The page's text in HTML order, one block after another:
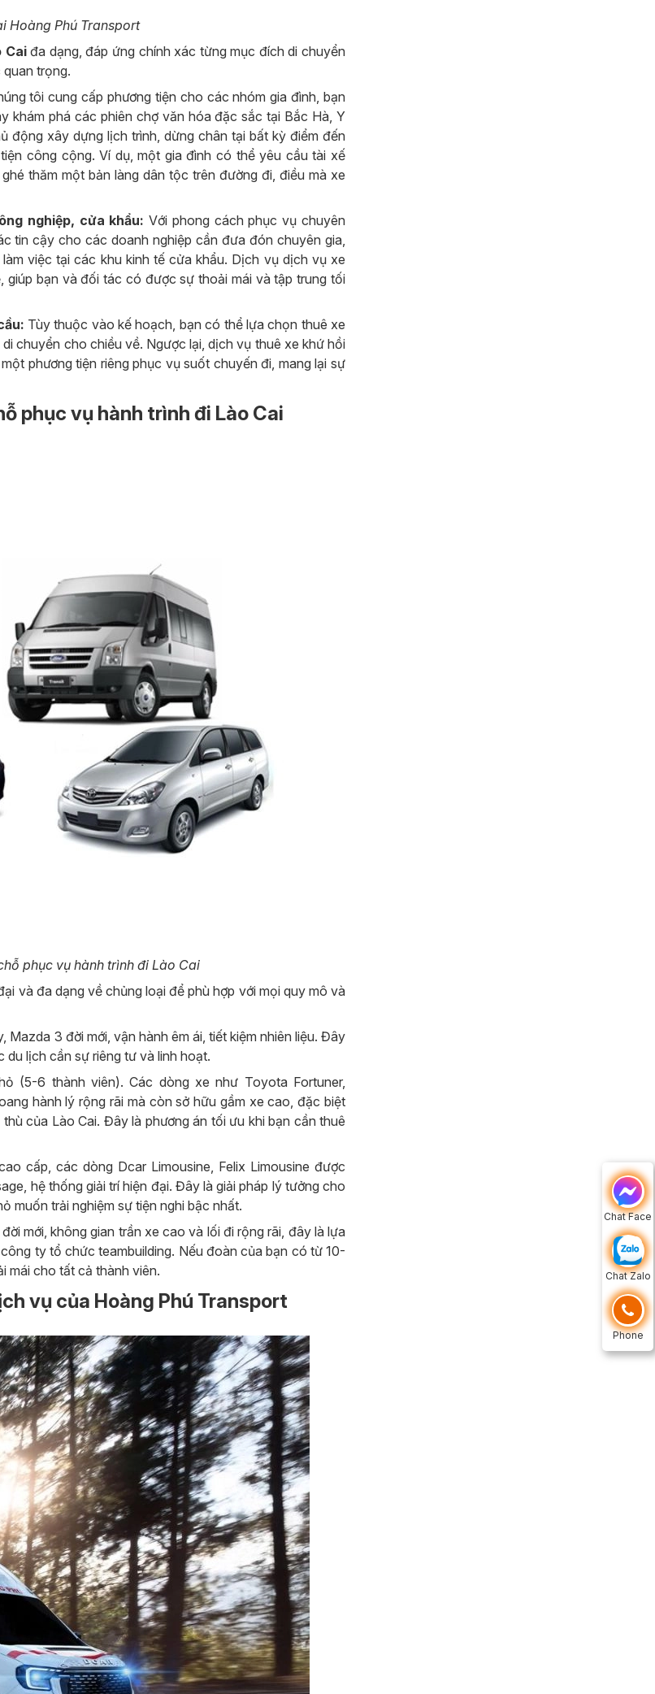
Chat Face
Chat Zalo
Phone
Hoàng Phú Transport
Caiđa dạng, đáp ứng chính xác từng mục đích di chuyển
trọng.
tôi cung cấp phương tiện cho các nhóm gia đình, bạn
khám phá các phiên chợ văn hóa đặc sắc tại Bắc Hà, Y
động xây dựng lịch trình, dừng chân tại bất kỳ điểm đến
công cộng. Ví dụ, một gia đình có thể yêu cầu tài xế
thăm một bản làng dân tộc trên đường đi, điều mà xe
nghiệp, cửa khẩu:Với phong cách phục vụ chuyên
tin cậy cho các doanh nghiệp cần đưa đón chuyên gia,
việc tại các khu kinh tế cửa khẩu. Dịch vụ dịch vụ xe
bạn và đối tác có được sự thoải mái và tập trung tối
Tùy thuộc vào kế hoạch, bạn có thể lựa chọn thuê xe
chuyển cho chiều về. Ngược lại, dịch vụ thuê xe khứ hồi
phương tiện riêng phục vụ suốt chuyến đi, mang lại sự
phục vụ hành trình đi Lào Cai
phục vụ hành trình đi Lào Cai
và đa dạng về chủng loại để phù hợp với mọi quy mô và
3 đời mới, vận hành êm ái, tiết kiệm nhiên liệu. Đây
lịch cần sự riêng tư và linh hoạt.
(5-6 thành viên). Các dòng xe như Toyota Fortuner,
hành lý rộng rãi mà còn sở hữu gầm xe cao, đặc biệt
của Lào Cai. Đây là phương án tối ưu khi bạn cần thuê
cấp, các dòng Dcar Limousine, Felix Limousine được
hệ thống giải trí hiện đại. Đây là giải pháp lý tưởng cho
muốn trải nghiệm sự tiện nghi bậc nhất.
mới, không gian trần xe cao và lối đi rộng rãi, đây là lựa
ty tổ chức teambuilding. Nếu đoàn của bạn có từ 10-
mái cho tất cả thành viên.
vụ của Hoàng Phú Transport